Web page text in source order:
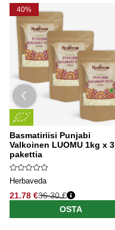
40%
Basmatiriisi Punjabi
Valkoinen LUOMU 1kg x 3
pakettia
Herbaveda
21.78 €36.30 €
OSTA